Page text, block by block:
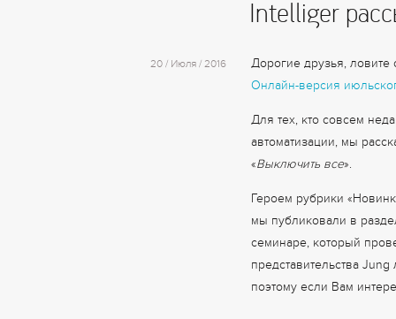
Аудио / Видео
Энергосбережение
Intelliger
20 / Июля / 2016
Дорогие друзья,
Онлайн-версия
Для тех, кто совсем
автоматизации, мы
«Выключить все».
Героем рубрики
мы публиковали в
семинаре, который
представительства
поэтому если Вам